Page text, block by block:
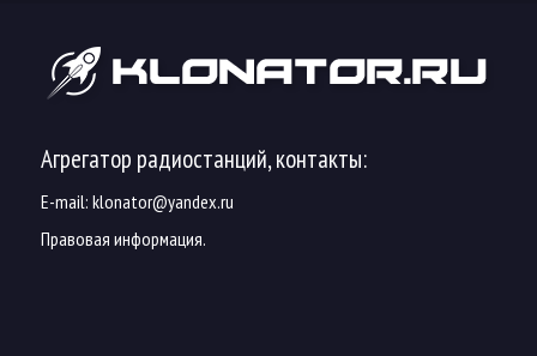
Агрегатор радиостанций, контакты:
E-mail: klonator@yandex.ru
Правовая информация.